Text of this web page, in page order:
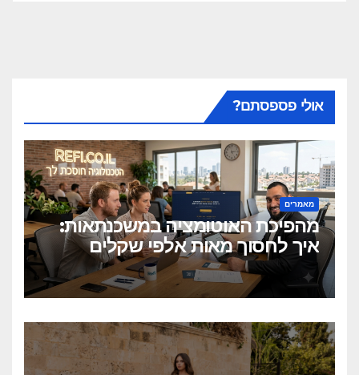
אולי פספסתם?
מאמרים
מהפיכת האוטומציה במשכנתאות:
איך לחסוך מאות אלפי שקלים
בלחיצת כפתור?